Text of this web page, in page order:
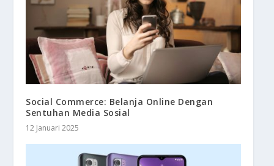
Social Commerce: Belanja Online Dengan
Sentuhan Media Sosial
12 Januari 2025